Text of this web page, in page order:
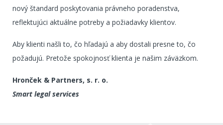
nový štandard poskytovania právneho poradenstva,
reflektujúci aktuálne potreby a požiadavky klientov.
Aby klienti našli to, čo hľadajú a aby dostali presne to, čo
požadujú. Pretože spokojnosť klienta je našim záväzkom.
Hronček & Partners, s. r. o.
Smart legal services